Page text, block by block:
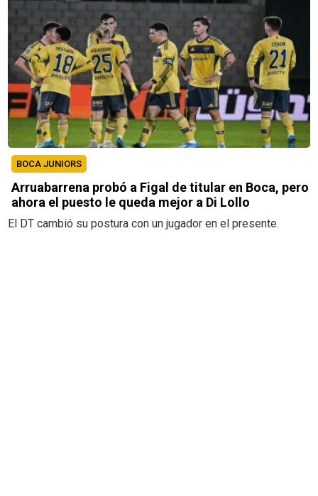
BOCA JUNIORS
Arruabarrena probó a Figal de titular en Boca, pero
ahora el puesto le queda mejor a Di Lollo
El DT cambió su postura con un jugador en el presente.